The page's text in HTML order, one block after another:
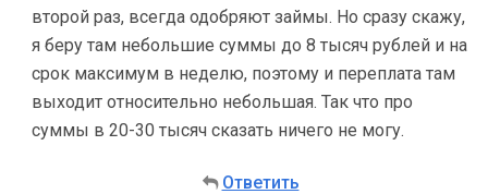
второй раз, всегда одобряют займы. Но сразу скажу,
я беру там небольшие суммы до 8 тысяч рублей и на
срок максимум в неделю, поэтому и переплата там
выходит относительно небольшая. Так что про
суммы в 20-30 тысяч сказать ничего не могу.
Ответить